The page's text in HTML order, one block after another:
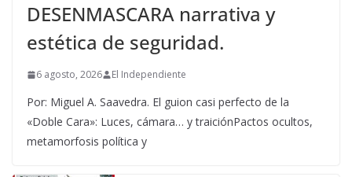
DESENMASCARA narrativa y
estética de seguridad.
6 agosto, 2026 El Independiente
Por: Miguel A. Saavedra. El guion casi perfecto de la
«Doble Cara»: Luces, cámara… y traiciónPactos ocultos,
metamorfosis política y